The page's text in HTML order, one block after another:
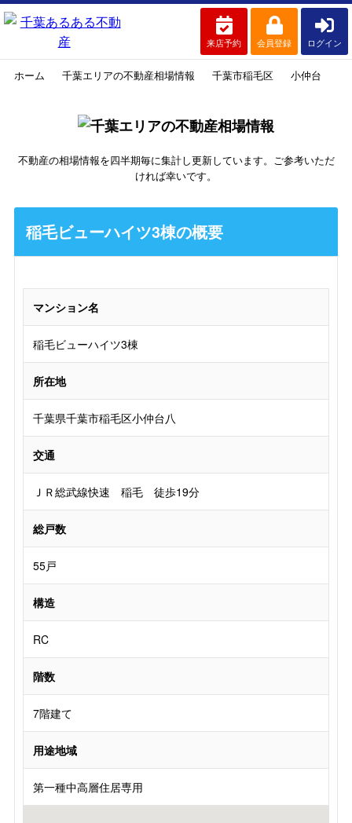
来店予約 会員登録 ログイン
ホーム 千葉エリアの不動産相場情報 千葉市稲毛区 小仲台
不動産の相場情報を四半期毎に集計し更新しています。ご参考いただ
ければ幸いです。
稲毛ビューハイツ3棟の概要
マンション名
稲毛ビューハイツ3棟
所在地
千葉県千葉市稲毛区小仲台八
交通
ＪＲ総武線快速 稲毛 徒歩19分
総戸数
55戸
構造
RC
階数
7階建て
用途地域
第一種中高層住居専用